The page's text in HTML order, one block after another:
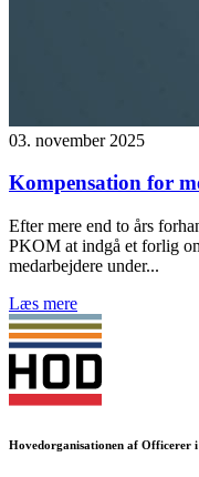
03. november 2025
Kompensation for
Efter mere end to års
PKOM at indgå et forlig
medarbejdere under...
Læs mere
Hovedorganisationen af Officerer